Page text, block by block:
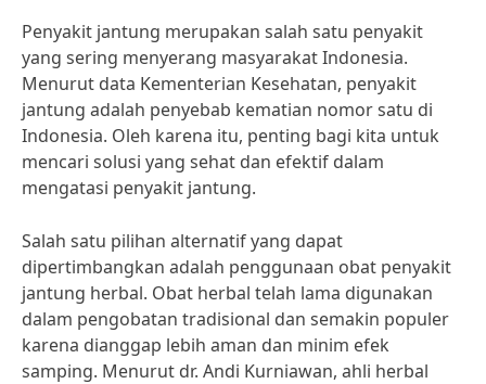
Penyakit jantung merupakan salah satu penyakit
yang sering menyerang masyarakat Indonesia.
Menurut data Kementerian Kesehatan, penyakit
jantung adalah penyebab kematian nomor satu di
Indonesia. Oleh karena itu, penting bagi kita untuk
mencari solusi yang sehat dan efektif dalam
mengatasi penyakit jantung.
Salah satu pilihan alternatif yang dapat
dipertimbangkan adalah penggunaan obat penyakit
jantung herbal. Obat herbal telah lama digunakan
dalam pengobatan tradisional dan semakin populer
karena dianggap lebih aman dan minim efek
samping. Menurut dr. Andi Kurniawan, ahli herbal